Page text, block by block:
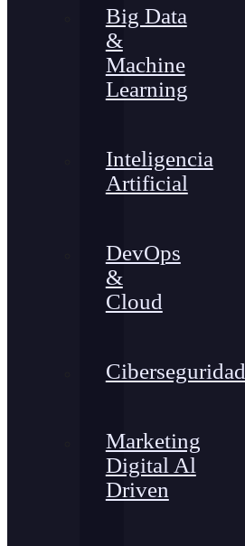
Big Data
&
Machine
Learning
Inteligencia
Artificial
DevOps
&
Cloud
Ciberseguridad
Marketing
Digital Al
Driven